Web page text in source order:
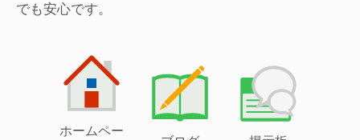
でも安心です。
ホームペー